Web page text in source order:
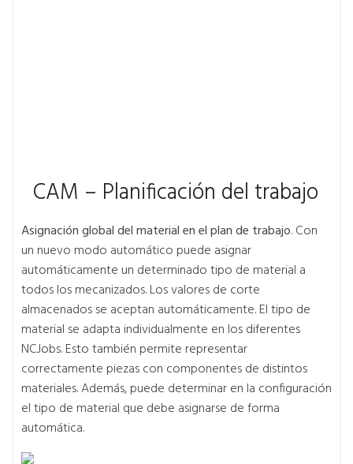
CAM – Planificación del trabajo
Asignación global del material en el plan de trabajo. Con
un nuevo modo automático puede asignar
automáticamente un determinado tipo de material a
todos los mecanizados. Los valores de corte
almacenados se aceptan automáticamente. El tipo de
material se adapta individualmente en los diferentes
NCJobs. Esto también permite representar
correctamente piezas con componentes de distintos
materiales. Además, puede determinar en la configuración
el tipo de material que debe asignarse de forma
automática.